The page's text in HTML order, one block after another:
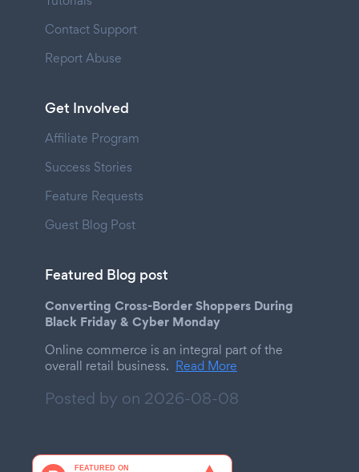
Contact Support
Report Abuse
Get Involved
Affiliate Program
Success Stories
Feature Requests
Guest Blog Post
Featured Blog post
Converting Cross-Border Shoppers During
Black Friday & Cyber Monday
Online commerce is an integral part of the
overall retail business. Read More
Posted by on 2026-08-08